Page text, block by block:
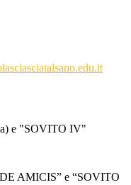
e "SOVITO IV"
AMICIS” e “SOVITO